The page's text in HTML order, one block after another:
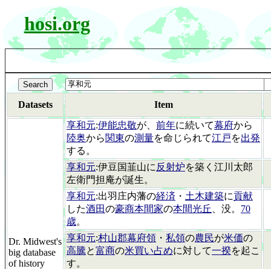
hosi.org
Datasets Item
Dr. Midwest's
big database
of history
享和元:伊能忠敬が、 前年に続いて幕府から
陸奥から関東の測量を命じられて江戸を出発
する。
享和元:伊豆国韮山に 反射炉を築く江川太郎
左衛門担庵が誕生。
享和元:出羽庄内藩の経済 ・ 土木建築に貢献
した酒田の豪商本間家の本間光丘 、没。 70
歳。
享和元:村山郡幕府領 ・ 私領の農民が米価の
高騰と富商の米買い占めに対して一揆を起こ
す。